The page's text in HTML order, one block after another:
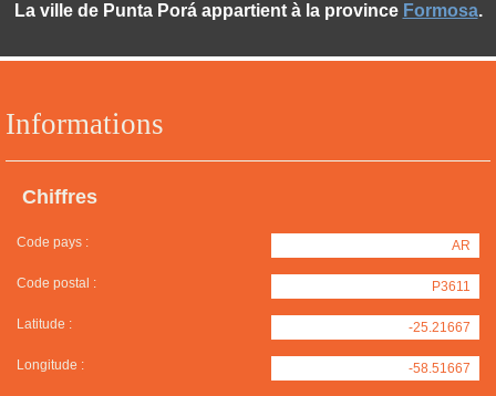
Informations
Chiffres
Code pays : AR
Code postal : P3611
Latitude : -25.21667
Longitude : -58.51667
La ville de Punta Porá appartient à la province Formosa.